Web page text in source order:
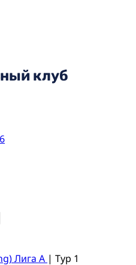
клуб
Лига А | Тур 1